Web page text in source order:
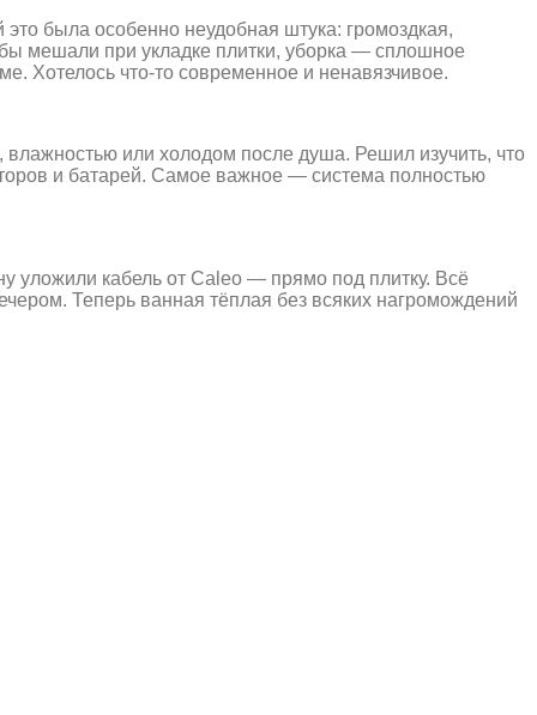
была особенно неудобная штука: громоздкая,
мешали при укладке плитки, уборка — сплошное
Хотелось что-то современное и ненавязчивое.
или холодом после душа. Решил изучить, что
и батарей. Самое важное — система полностью
уложили кабель от Caleo — прямо под плитку. Всё
Теперь ванная тёплая без всяких нагромождений